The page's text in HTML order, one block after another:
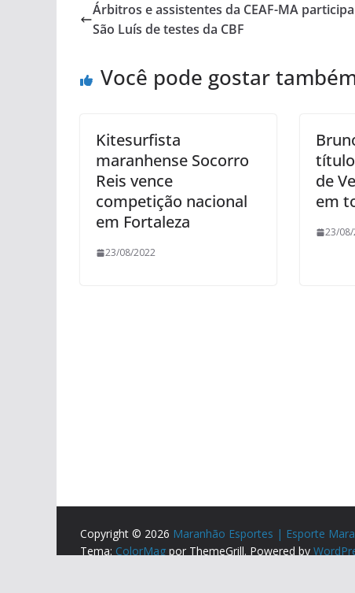
Árbitros e assistentes da CEAF-MA
São Luís de testes da CBF
Você pode gostar
Kitesurfista
maranhense Socorro
Reis vence
competição nacional
em Fortaleza
23/08/2022
título
de
em
23/
Copyright © 2026 Maranhão Esportes | Esporte
Tema: ColorMag por ThemeGrill. Powered by